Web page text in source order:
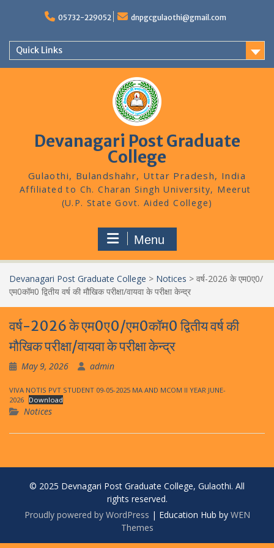
05732-229052 dnpgcgulaothi@gmail.com
Quick Links
Devanagari Post Graduate
College
Gulaothi, Bulandshahr, Uttar Pradesh, India
Menu
Devanagari Post Graduate College > Notices > वर्ष-2026 के एम0ए0/
एम0कॉम0 द्वितीय वर्ष की मौखिक परीक्षा/वायवा के परीक्षा केन्द्र
वर्ष-2026 के एम0ए0/एम0कॉम0 द्वितीय वर्ष की
मौखिक परीक्षा/वायवा के परीक्षा केन्द्र
May 9, 2026 admin
VIVA NOTIS PVT STUDENT 09-05-2025 MA AND MCOM II YEAR JUNE-
2026 Download
Notices
© 2025 Devnagari Post Graduate College, Gulaothi. All
rights reserved.
Proudly powered by WordPress | Education Hub by WEN
Themes